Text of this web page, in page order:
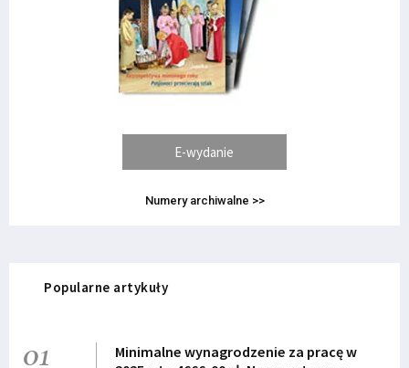
E-wydanie
Numery archiwalne >>
Popularne artykuły
01
Minimalne wynagrodzenie za pracę w